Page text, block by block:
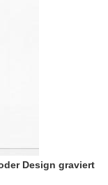
Design graviert